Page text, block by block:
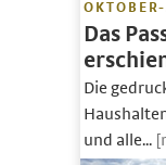
Das
Die
und alle...